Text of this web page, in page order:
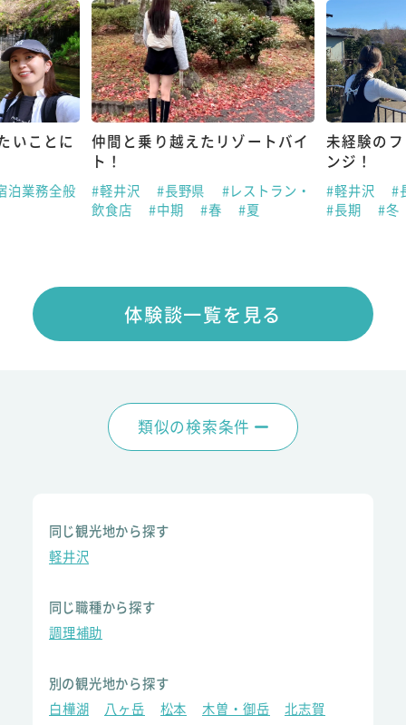
いことに
泊業務全般
仲間と乗り越えたリゾートバイ
ト！
#軽井沢 #長野県
#レストラン・
飲食店
#中期 #春 #夏
未経験の
ンジ！
#軽井沢
#
#長期
#冬
体験談一覧を見る
類似の検索条件
同じ観光地から探す
軽井沢
同じ職種から探す
調理補助
別の観光地から探す
白樺湖
八ヶ岳 松本 木曽・御岳
北志賀